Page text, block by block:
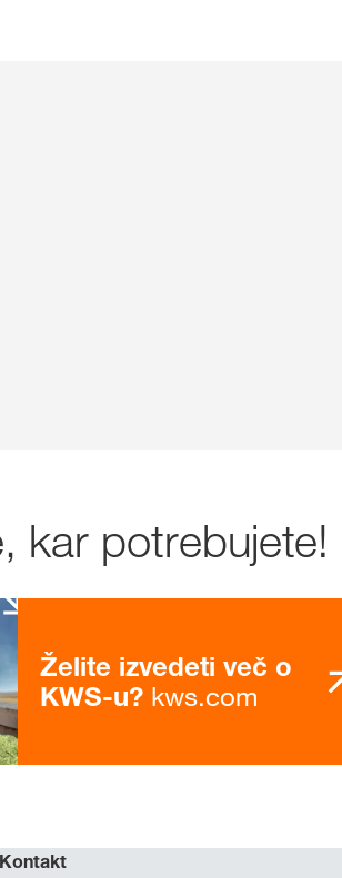
kar potrebujete!
Želite izvedeti več o
KWS-u? kws.com
Kontakt